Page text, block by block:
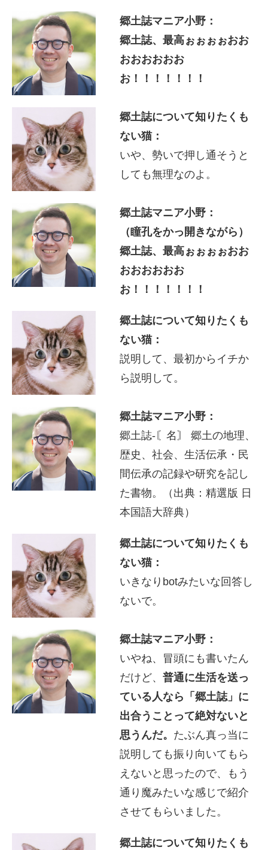
郷土誌マニア小野：
郷土誌、最高ぉぉぉぉおお
おおおおおお
お！！！！！！！
郷土誌について知りたくも
ない猫：
いや、勢いで押し通そうと
しても無理なのよ。
郷土誌マニア小野：
（瞳孔をかっ開きながら）
郷土誌、最高ぉぉぉぉおお
おおおおおお
お！！！！！！！
郷土誌について知りたくも
ない猫：
説明して、最初からイチか
ら説明して。
郷土誌マニア小野：
郷土誌-〘名〙 郷土の地理、
歴史、社会、生活伝承・民
間伝承の記録や研究を記し
た書物。（出典：精選版 日
本国語大辞典）
郷土誌について知りたくも
ない猫：
いきなりbotみたいな回答し
ないで。
郷土誌マニア小野：
いやね、冒頭にも書いたん
だけど、 普通に生活を送っ
ている人なら「郷土誌」に
出合うことって絶対ないと
思うんだ。 たぶん真っ当に
説明しても振り向いてもら
えないと思ったので、もう
通り魔みたいな感じで紹介
させてもらいました。
郷土誌について知りたくも